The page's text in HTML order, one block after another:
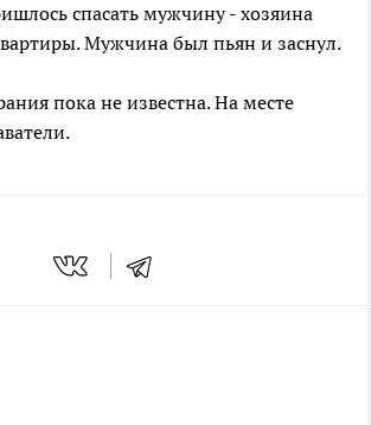
спасать мужчину - хозяина
Мужчина был пьян и заснул.
пока не известна. На месте